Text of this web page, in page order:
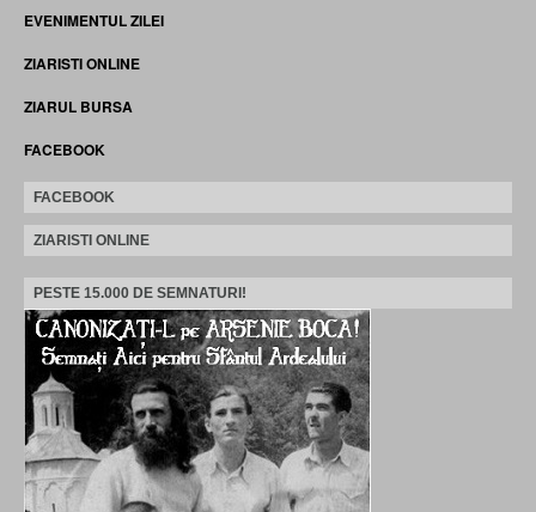
EVENIMENTUL ZILEI
ZIARISTI ONLINE
ZIARUL BURSA
FACEBOOK
FACEBOOK
ZIARISTI ONLINE
PESTE 15.000 DE SEMNATURI!